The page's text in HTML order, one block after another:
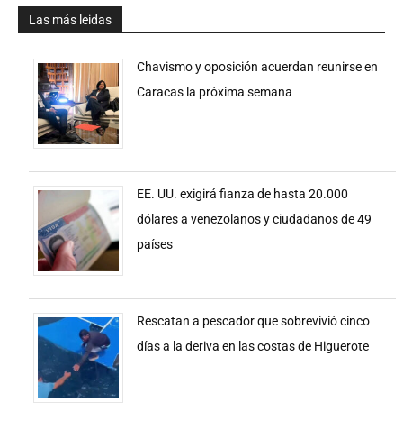
Las más leidas
Chavismo y oposición acuerdan reunirse en
Caracas la próxima semana
EE. UU. exigirá fianza de hasta 20.000
dólares a venezolanos y ciudadanos de 49
países
Rescatan a pescador que sobrevivió cinco
días a la deriva en las costas de Higuerote